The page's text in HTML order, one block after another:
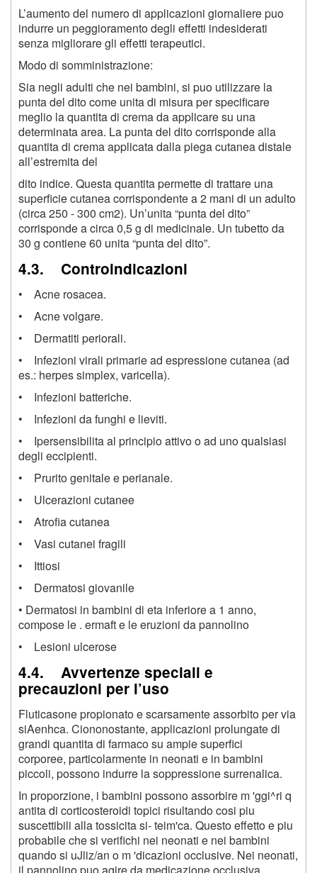
L’aumento del numero di applicazioni giornaliere puo
indurre un peggioramento degli effetti indesiderati
senza migliorare gli effetti terapeutici.
Modo di somministrazione:
Sia negli adulti che nei bambini, si puo utilizzare la
punta del dito come unita di misura per specificare
meglio la quantita di crema da applicare su una
determinata area. La punta del dito corrisponde alla
quantita di crema applicata dalla piega cutanea distale
all’estremita del
dito indice. Questa quantita permette di trattare una
superficie cutanea corrispondente a 2 mani di un adulto
(circa 250 - 300 cm2). Un’unita “punta del dito”
corrisponde a circa 0,5 g di medicinale. Un tubetto da
30 g contiene 60 unita “punta del dito”.
4.3. Controindicazioni
• Acne rosacea.
• Acne volgare.
• Dermatiti periorali.
• Infezioni virali primarie ad espressione cutanea (ad
es.: herpes simplex, varicella).
• Infezioni batteriche.
• Infezioni da funghi e lieviti.
• Ipersensibilita al principio attivo o ad uno qualsiasi
degli eccipienti.
• Prurito genitale e perianale.
• Ulcerazioni cutanee
• Atrofia cutanea
• Vasi cutanei fragili
• Ittiosi
• Dermatosi giovanile
• Dermatosi in bambini di eta inferiore a 1 anno,
compose le . ermaft e le eruzioni da pannolino
• Lesioni ulcerose
4.4. Avvertenze speciali e
precauzioni per l’uso
Fluticasone propionato e scarsamente assorbito per via
siAenhca. Ciononostante, applicazioni prolungate di
grandi quantita di farmaco su ampie superfici
corporee, particolarmente in neonati e in bambini
piccoli, possono indurre la soppressione surrenalica.
In proporzione, i bambini possono assorbire m 'ggi^ri q
antita di corticosteroidi topici risultando cosi piu
suscettibili alla tossicita si- teim'ca. Questo effetto e piu
probabile che si verifichi nei neonati e nei bambini
quando si uJliz/an o m 'dicazioni occlusive. Nei neonati,
il pannolino puo agire da medicazione occlusiva.